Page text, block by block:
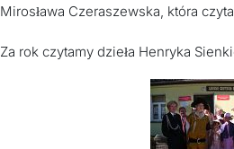
Mirosława Czeraszewska, która
Za rok czytamy dzieła Henryka